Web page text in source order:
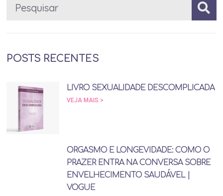
POSTS RECENTES
LIVRO SEXUALIDADE DESCOMPLICADA
VEJA MAIS >
ORGASMO E LONGEVIDADE: COMO O
PRAZER ENTRA NA CONVERSA SOBRE
ENVELHECIMENTO SAUDÁVEL |
VOGUE